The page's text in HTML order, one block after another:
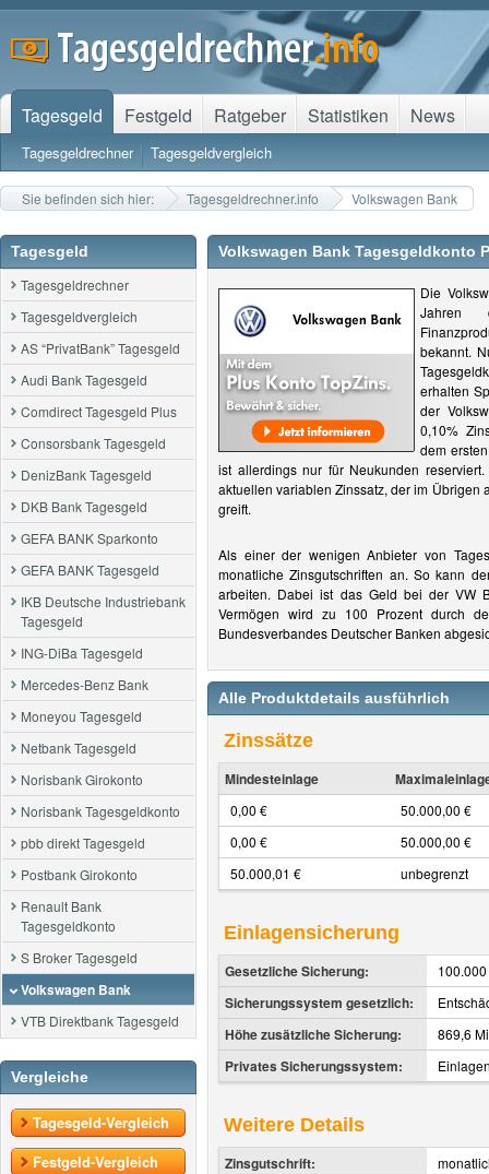
Sie befinden sich hier: Tagesgeldrechner.info Volkswagen Bank
Tagesgeld
Tagesgeldrechner
Tagesgeldvergleich
AS “PrivatBank” Tagesgeld
Audi Bank Tagesgeld
Comdirect Tagesgeld Plus
Consorsbank Tagesgeld
DenizBank Tagesgeld
DKB Bank Tagesgeld
GEFA BANK Sparkonto
GEFA BANK Tagesgeld
IKB Deutsche Industriebank
Tagesgeld
ING-DiBa Tagesgeld
Mercedes-Benz Bank
Moneyou Tagesgeld
Netbank Tagesgeld
Norisbank Girokonto
Norisbank Tagesgeldkonto
pbb direkt Tagesgeld
Postbank Girokonto
Renault Bank
Tagesgeldkonto
S Broker Tagesgeld
Volkswagen Bank
VTB Direktbank Tagesgeld
Vergleiche
Tagesgeld-Vergleich
Festgeld-Vergleich
Volkswagen Bank Tagesgeldkonto
Die
Jahren
bekannt.
erhalten
der
0,10%
dem
ist allerdings nur für Neukunden
aktuellen variablen Zinssatz, der im Übrigen
greift.
Als einer der wenigen Anbieter von
monatliche Zinsgutschriften an. So kann
arbeiten. Dabei ist das Geld bei der VW
Vermögen wird zu 100 Prozent durch
Bundesverbandes Deutscher Banken
Alle Produktdetails ausführlich
Zinssätze
Mindesteinlage
0,00 €
50.000,00 €
0,00 €
50.000,00 €
50.000,01 €
unbegrenzt
Einlagensicherung
Gesetzliche Sicherung:
Sicherungssystem gesetzlich:
Höhe zusätzliche Sicherung: 869,6
Privates Sicherungssystem:
Weitere Details
Zinsgutschrift:
Tagesgeld
Tagesgeldrechner Tagesgeldvergleich
Festgeld Ratgeber Statistiken News